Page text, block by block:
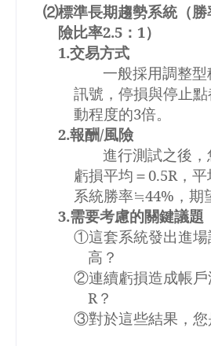
⑵標準長期趨勢系統（勝
險比率2.5： 1）
1.交易方式
一般採用調整
訊號，停損與停止
動程度的3倍。
2.報酬/風險
進行測試之後
虧損平均＝ 0.5R，平
系統勝率≒44% ，期
3.需要考慮的關鍵議題
①這套系統發出進場
高？
②連續虧損造成帳戶
R ？
③對於這些結果，您